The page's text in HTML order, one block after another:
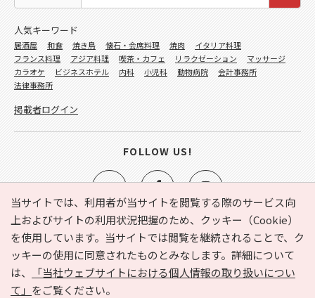
当サイトでは、利用者が当サイトを閲覧する際のサービス向
上およびサイトの利用状況把握のため、クッキー（Cookie）
を使用しています。当サイトでは閲覧を継続されることで、ク
ッキーの使用に同意されたものとみなします。詳細について
は、
「当社ウェブサイトにおける個人情報の取り扱いについ
て」 をご覧ください。
e-NAVITA（イーナビタ）とは？ お気に入り
ヘルプ
利用規約
個人情報の取り扱いについて
運営会社
サイトマップ
広告掲載に関するお問い合わせ
人気キーワード
居酒屋 和食 焼き鳥 懐石・会席料理 焼肉
イタリア料理
フランス料理
アジア料理 喫茶・カフェ リラクゼーション
マッサージ
カラオケ
ビジネスホテル 内科 小児科 動物病院
会計事務所
法律事務所
掲載者ログイン
FOLLOW US!